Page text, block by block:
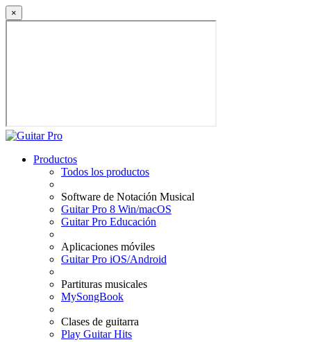
×
Productos
Todos los productos
Software de Notación Musical
Guitar Pro 8 Win/macOS
Guitar Pro Educación
Aplicaciones móviles
Guitar Pro iOS/Android
Partituras musicales
MySongBook
Clases de guitarra
Play Guitar Hits